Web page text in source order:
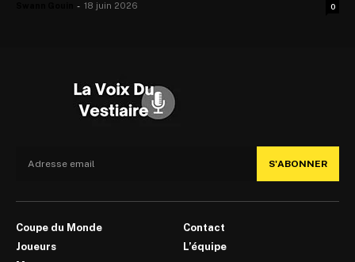
- 18 juin 2026 0
S'ABONNER
Coupe du Monde
Joueurs
Contact
L’équipe